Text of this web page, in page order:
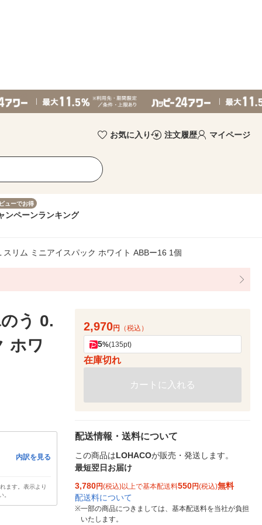
お気に入り 注文履歴 マイページ
ューでお得
ンペーンランキング
リム ミニアイスパック ホワイト ABBー16 1個
う 0.
ホワ
内訳を見る
ます。表示より
。
2,970円 （税込）
5%(135pt)
在庫切れ
カートに入れる
配送情報・送料について
この商品はLOHACOが販売・発送します。
最短翌日お届け
3,780円(税込)以上で基本配送料550円(税込)無料
配送料について
※一部の商品につきましては、基本配送料を当社が負担
いたします。